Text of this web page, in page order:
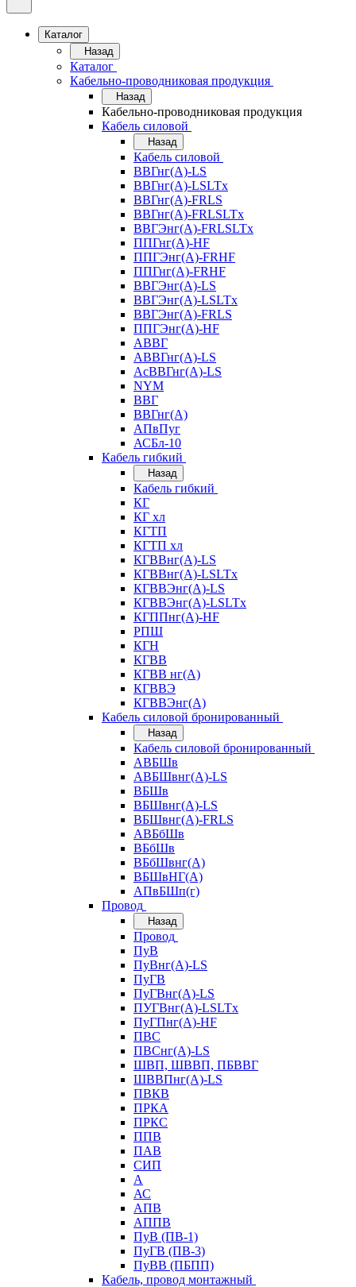
Каталог
Назад
Каталог
Кабельно-проводниковая продукция
Назад
Кабельно-проводниковая продукция
Кабель силовой
Назад
Кабель силовой
ВВГнг(А)-LS
ВВГнг(А)-LSLTx
ВВГнг(А)-FRLS
ВВГнг(А)-FRLSLTx
ВВГЭнг(А)-FRLSLTx
ППГнг(А)-HF
ППГЭнг(А)-FRHF
ППГнг(А)-FRHF
ВВГЭнг(А)-LS
ВВГЭнг(А)-LSLTx
ВВГЭнг(А)-FRLS
ППГЭнг(А)-HF
АВВГ
АВВГнг(А)-LS
АсВВГнг(А)-LS
NYM
ВВГ
ВВГнг(А)
АПвПуг
АСБл-10
Кабель гибкий
Назад
Кабель гибкий
КГ
КГ хл
КГТП
КГТП хл
КГВВнг(А)-LS
КГВВнг(А)-LSLTx
КГВВЭнг(А)-LS
КГВВЭнг(А)-LSLTx
КГППнг(А)-HF
РПШ
КГН
КГВВ
КГВВ нг(А)
КГВВЭ
КГВВЭнг(А)
Кабель силовой бронированный
Назад
Кабель силовой бронированный
АВБШв
АВБШвнг(А)-LS
ВБШв
ВБШвнг(А)-LS
ВБШвнг(А)-FRLS
АВБбШв
ВБбШв
ВБбШвнг(А)
ВБШвНГ(А)
АПвБШп(г)
Провод
Назад
Провод
ПуВ
ПуВнг(А)-LS
ПуГВ
ПуГВнг(А)-LS
ПУГВнг(А)-LSLTx
ПуГПнг(А)-HF
ПВС
ПВСнг(А)-LS
ШВП, ШВВП, ПБВВГ
ШВВПнг(А)-LS
ПВКВ
ПРКА
ПРКС
ППВ
ПАВ
СИП
А
АС
АПВ
АППВ
ПуВ (ПВ-1)
ПуГВ (ПВ-3)
ПуВВ (ПБПП)
Кабель, провод монтажный